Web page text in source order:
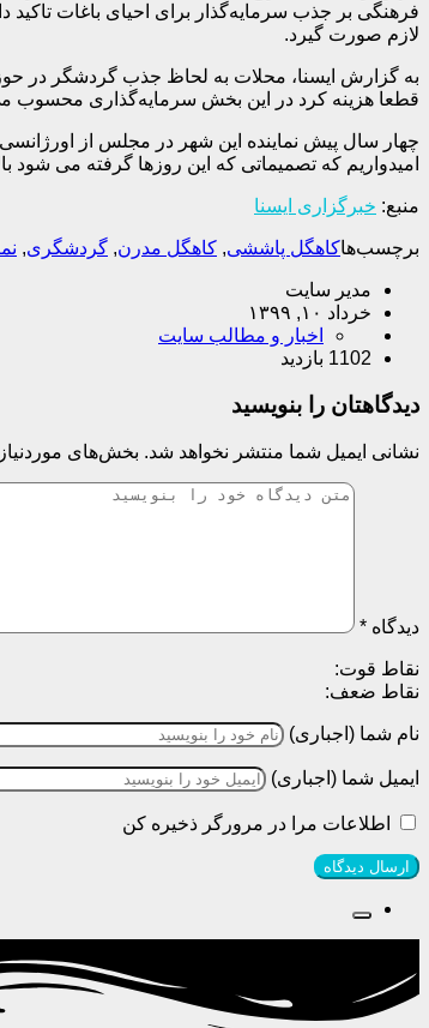
فرهنگی بر جذب سرمایه‌گذار برای احیای باغات
لازم صورت گیرد.
به گزارش ایسنا، محلات به لحاظ جذب گردشگر در
قطعا هزینه کرد در این بخش سرمایه‌گذاری محسوب
چهار سال پیش نماینده این شهر در مجلس از
امیدواریم که تصمیماتی که این روزها گرفته می شود
منبع: خبرگزاری ایسنا
برچسب‌هاکاهگل پاششی, کاهگل مدرن, گردشگری,
مدیر سایت
خرداد ۱۰, ۱۳۹۹
اخبار و مطالب سایت
1102 بازدید
دیدگاهتان را بنویسید
نشانی ایمیل شما منتشر نخواهد شد. بخش‌های
دیدگاه *
نقاط قوت:
نقاط ضعف:
نام شما (اجباری)
ایمیل شما (اجباری)
اطلاعات مرا در مرورگر ذخیره کن